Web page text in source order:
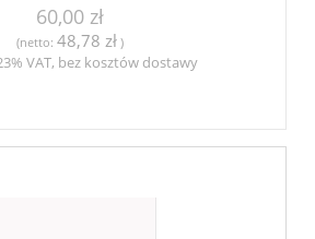
60,00 zł
(netto: 48,78 zł )
VAT, bez kosztów dostawy